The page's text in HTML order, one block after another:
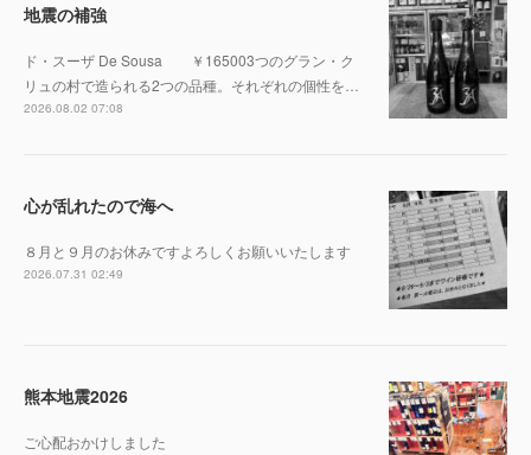
地震の補強
ド・スーザ De Sousa ￥165003つのグラン・ク
リュの村で造られる2つの品種。それぞれの個性を…
2026.08.02 07:08
心が乱れたので海へ
８月と９月のお休みですよろしくお願いいたします
2026.07.31 02:49
熊本地震2026
ご心配おかけしました